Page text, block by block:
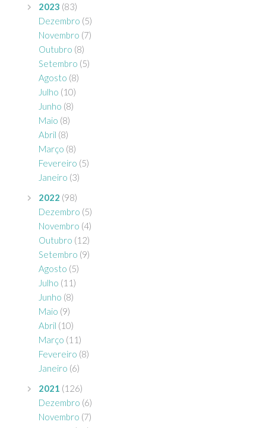
2023 (83)
Dezembro (5)
Novembro (7)
Outubro (8)
Setembro (5)
Agosto (8)
Julho (10)
Junho (8)
Maio (8)
Abril (8)
Março (8)
Fevereiro (5)
Janeiro (3)
2022 (98)
Dezembro (5)
Novembro (4)
Outubro (12)
Setembro (9)
Agosto (5)
Julho (11)
Junho (8)
Maio (9)
Abril (10)
Março (11)
Fevereiro (8)
Janeiro (6)
2021 (126)
Dezembro (6)
Novembro (7)